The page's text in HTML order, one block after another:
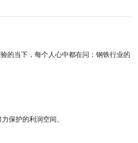
的当下，每个人心中都在问：钢铁行业的
保护的利润空间。